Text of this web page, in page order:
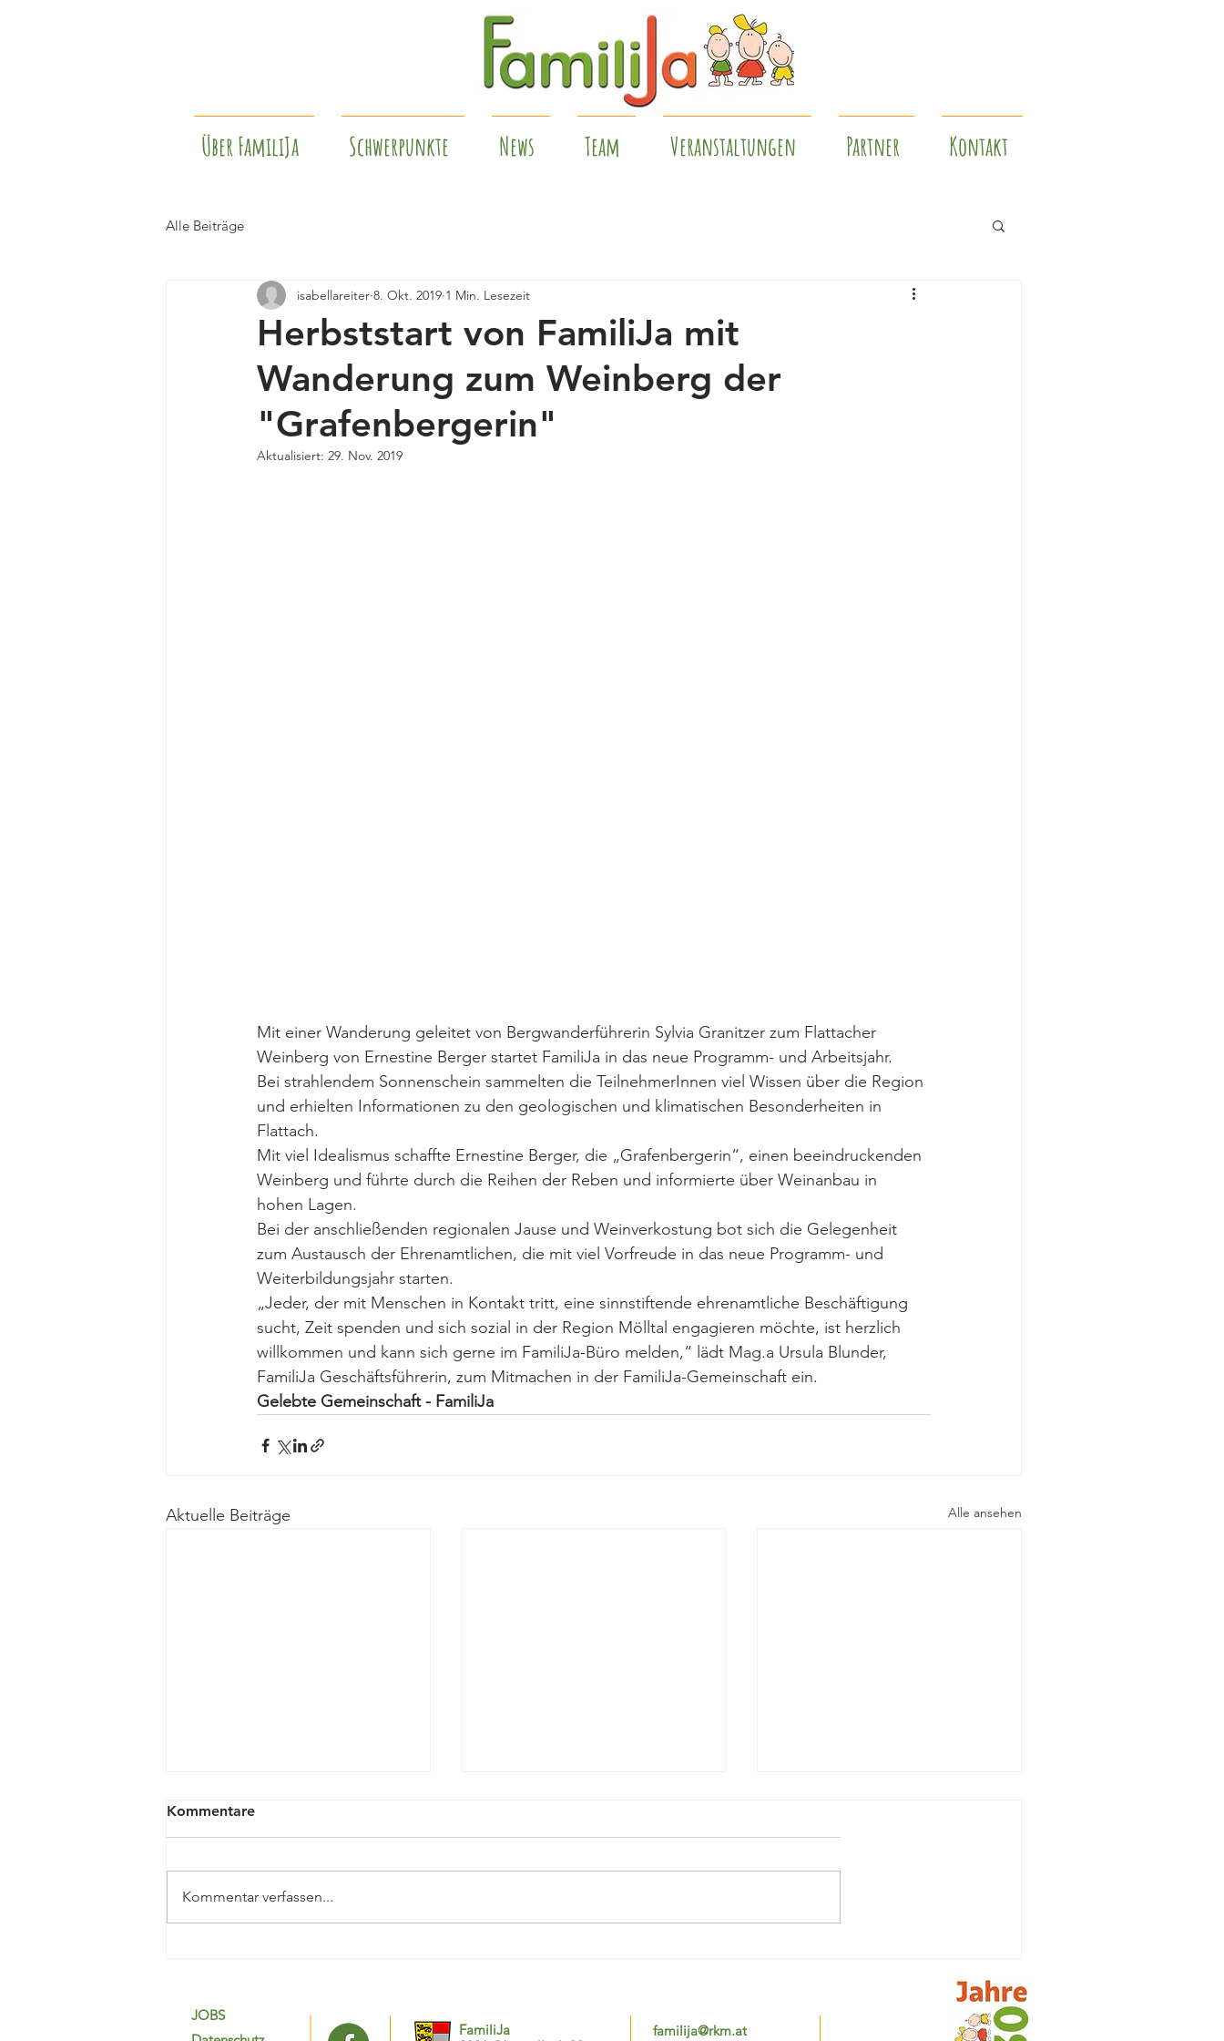
Über FamiliJa Schwerpunkte News Team Veranstaltungen Partner Kontakt
Alle Beiträge
Herbststart von FamiliJa mit
Wanderung zum Weinberg der
"Grafenbergerin"
isabellareiter 8. Okt. 2019 1 Min. Lesezeit
Aktualisiert: 29. Nov. 2019
Mit einer Wanderung geleitet von Bergwanderführerin Sylvia Granitzer zum Flattacher
Weinberg von Ernestine Berger startet FamiliJa in das neue Programm- und Arbeitsjahr.
Bei strahlendem Sonnenschein sammelten die TeilnehmerInnen viel Wissen über die Region
und erhielten Informationen zu den geologischen und klimatischen Besonderheiten in
Flattach.
Mit viel Idealismus schaffte Ernestine Berger, die „Grafenbergerin“, einen beeindruckenden
Weinberg und führte durch die Reihen der Reben und informierte über Weinanbau in
hohen Lagen.
Bei der anschließenden regionalen Jause und Weinverkostung bot sich die Gelegenheit
zum Austausch der Ehrenamtlichen, die mit viel Vorfreude in das neue Programm- und
Weiterbildungsjahr starten.
„Jeder, der mit Menschen in Kontakt tritt, eine sinnstiftende ehrenamtliche Beschäftigung
sucht, Zeit spenden und sich sozial in der Region Mölltal engagieren möchte, ist herzlich
willkommen und kann sich gerne im FamiliJa-Büro melden,“ lädt Mag.a Ursula Blunder,
FamiliJa Geschäftsführerin, zum Mitmachen in der FamiliJa-Gemeinschaft ein.
Gelebte Gemeinschaft - FamiliJa
Aktuelle Beiträge Alle ansehen
Kommentare
Kommentar verfassen...
JOBS
FamiliJa
familija@rkm.at